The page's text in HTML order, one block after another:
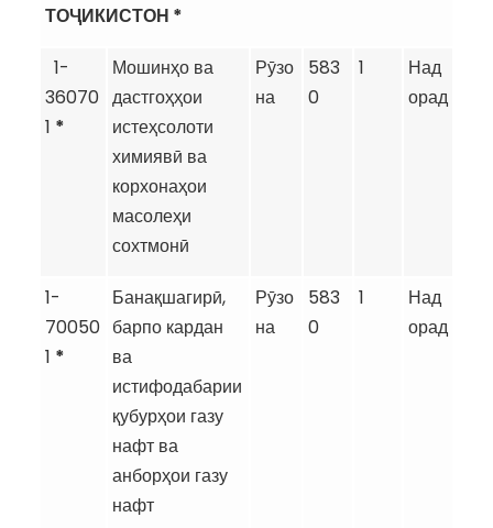
ТОҶИКИСТОН *
1-
36070
1 *
Мошинҳо ва
дастгоҳҳои
истеҳсолоти
химиявӣ ва
корхонаҳои
масолеҳи
сохтмонӣ
Рӯзо
на
583
0
1
Над
орад
1-
70050
1 *
Банақшагирӣ,
барпо кардан
ва
истифодабарии
қубурҳои газу
нафт ва
анборҳои газу
нафт
Рӯзо
на
583
0
1
Над
орад